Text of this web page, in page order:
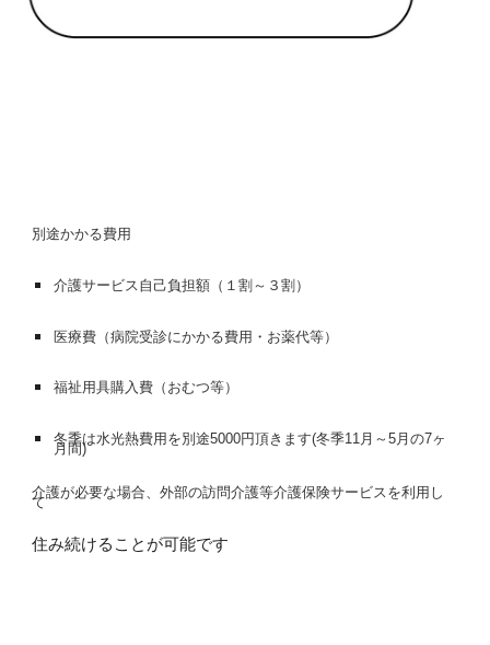
別途かかる費用
介護サービス自己負担額（１割～３割）
医療費（病院受診にかかる費用・お薬代等）
福祉用具購入費（おむつ等）
冬季は水光熱費用を別途5000円頂きます(冬季11月～5月の7ヶ
月間)
介護が必要な場合、外部の訪問介護等介護保険サービスを利用し
て
住み続けることが可能です